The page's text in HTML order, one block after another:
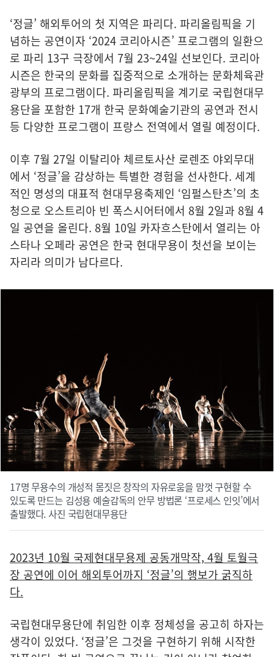
‘정글’ 해외투어의 첫 지역은 파리다. 파리올림픽을 기
념하는 공연이자 ‘2024 코리아시즌’ 프로그램의 일환으
로 파리 13구 극장에서 7월 23~24일 선보인다. 코리아
시즌은 한국의 문화를 집중적으로 소개하는 문화체육관
광부의 프로그램이다. 파리올림픽을 계기로 국립현대무
용단을 포함한 17개 한국 문화예술기관의 공연과 전시
등 다양한 프로그램이 프랑스 전역에서 열릴 예정이다.
이후 7월 27일 이탈리아 체르토사산 로렌조 야외무대
에서 ‘정글’을 감상하는 특별한 경험을 선사한다. 세계
적인 명성의 대표적 현대무용축제인 ‘임펄스탄츠’의 초
청으로 오스트리아 빈 폭스시어터에서 8월 2일과 8월 4
일 공연을 올린다. 8월 10일 카자흐스탄에서 열리는 아
스타나 오페라 공연은 한국 현대무용이 첫선을 보이는
자리라 의미가 남다르다.
17명 무용수의 개성적 몸짓은 창작의 자유로움을 맘껏 구현할 수
있도록 만드는 김성용 예술감독의 안무 방법론 ‘프로세스 인잇’에서
출발했다. 사진 국립현대무용단
2023년 10월 국제현대무용제 공동개막작, 4월 토월극
장 공연에 이어 해외투어까지 ‘정글’의 행보가 굵직하
다.
국립현대무용단에 취임한 이후 정체성을 공고히 하자는
생각이 있었다. ‘정글’은 그것을 구현하기 위해 시작한